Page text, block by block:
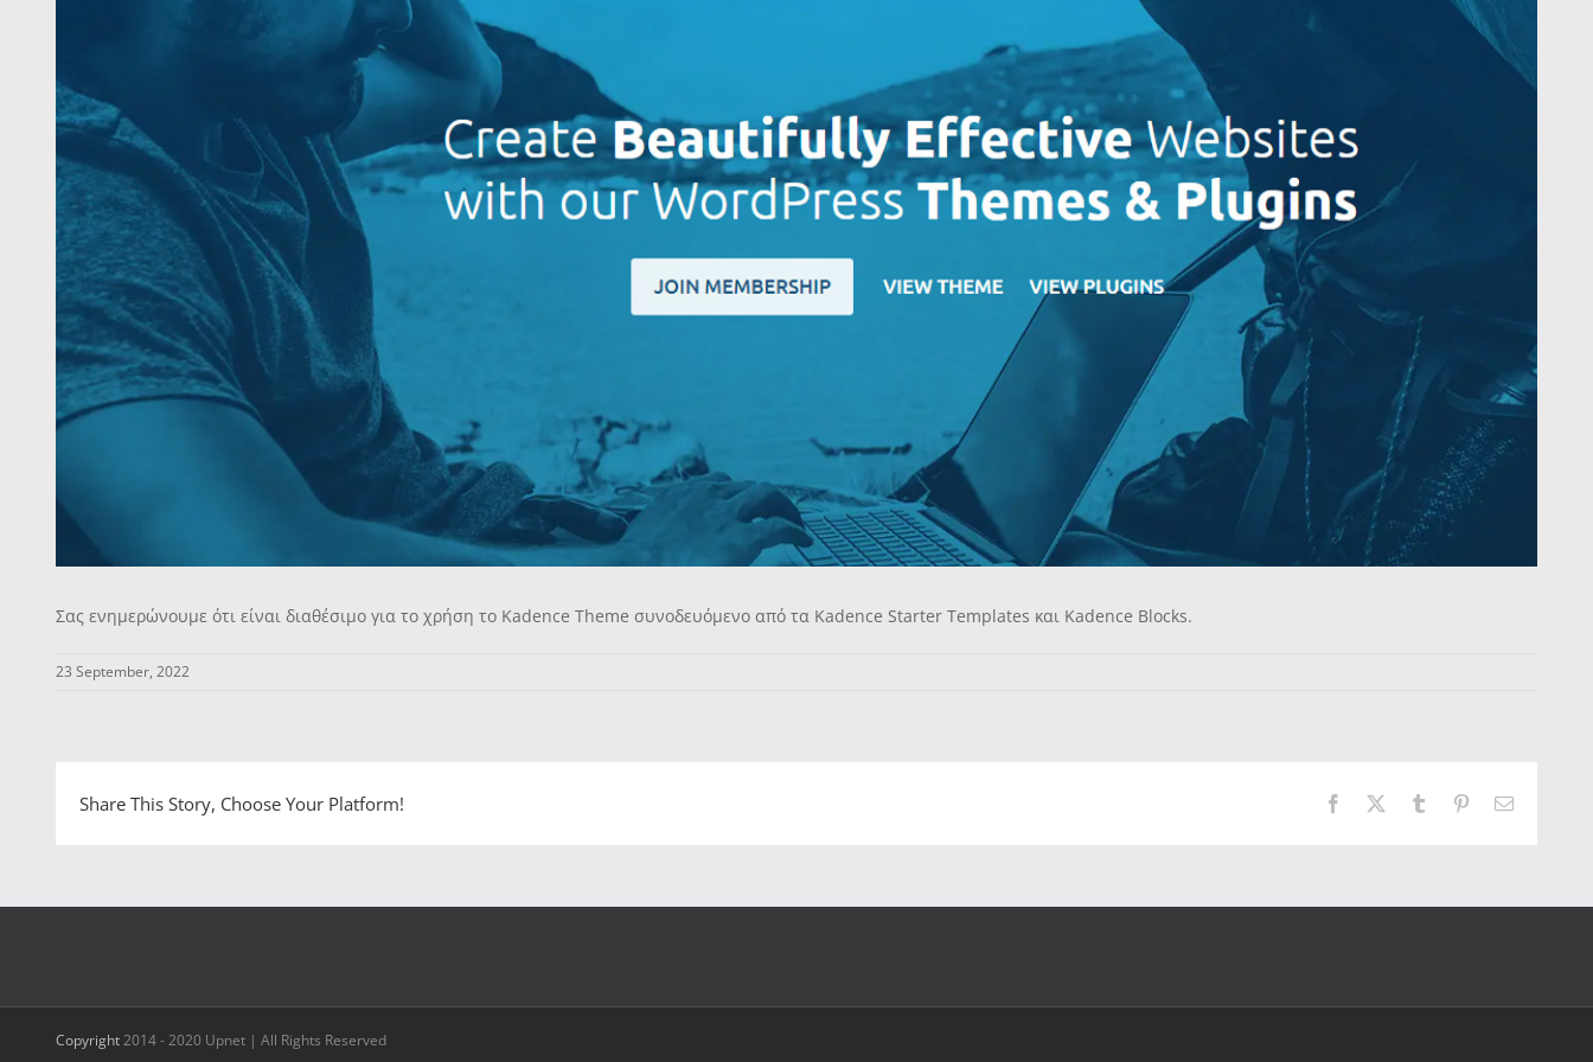
Σας ενημερώνουμε ότι είναι διαθέσιμο για το χρήση το Kadence Theme συνοδευόμενο από τα Kadence Starter Templates και Kadence Blocks.
23 September, 2022
Share This Story, Choose Your Platform! Facebook Tumblr PinterestEmail
Copyright2014 - 2020 Upnet | All Rights Reserved